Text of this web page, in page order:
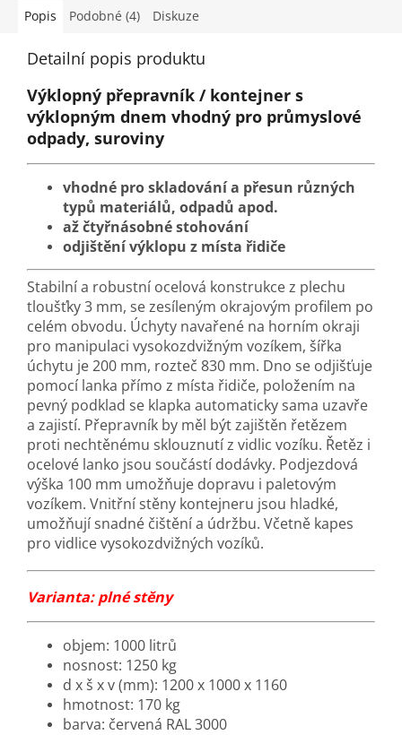
Popis Podobné (4) Diskuze
Detailní popis produktu
Výklopný přepravník / kontejner s
výklopným dnem vhodný pro průmyslové
odpady, suroviny
vhodné pro skladování a přesun různých
typů materiálů, odpadů apod.
až čtyřnásobné stohování
odjištění výklopu z místa řidiče
Stabilní a robustní ocelová konstrukce z plechu
tloušťky 3 mm, se zesíleným okrajovým profilem po
celém obvodu. Úchyty navařené na horním okraji
pro manipulaci vysokozdvižným vozíkem, šířka
úchytu je 200 mm, rozteč 830 mm. Dno se odjišťuje
pomocí lanka přímo z místa řidiče, položením na
pevný podklad se klapka automaticky sama uzavře
a zajistí. Přepravník by měl být zajištěn řetězem
proti nechtěnému sklouznutí z vidlic vozíku. Řetěz i
ocelové lanko jsou součástí dodávky. Podjezdová
výška 100 mm umožňuje dopravu i paletovým
vozíkem. Vnitřní stěny kontejneru jsou hladké,
umožňují snadné čištění a údržbu. Včetně kapes
pro vidlice vysokozdvižných vozíků.
Varianta: plné stěny
objem: 1000 litrů
nosnost: 1250 kg
d x š x v (mm): 1200 x 1000 x 1160
hmotnost: 170 kg
barva: červená RAL 3000